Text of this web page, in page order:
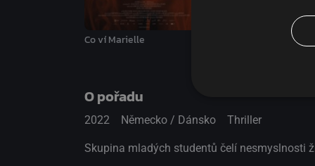
Co ví Marielle
O pořadu
2022 Německo / Dánsko Thriller
Skupina mladých studentů čelí nesmyslnosti